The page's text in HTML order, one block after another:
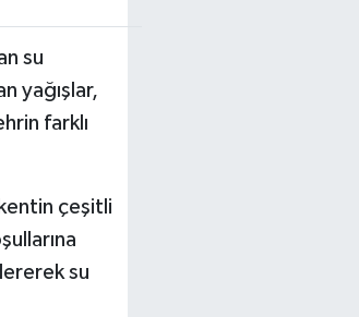
su
yağışlar,
farklı
çeşitli
su